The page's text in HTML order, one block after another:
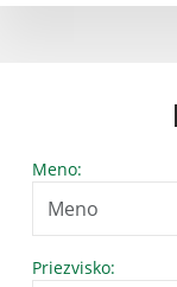
Meno:
Priezvisko: